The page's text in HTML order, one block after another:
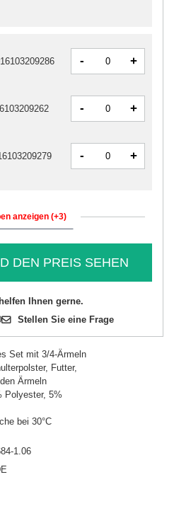
- +
- +
- +
anzeigen (+3)
DEN PREIS SEHEN
Ihnen gerne.
Stellen Sie eine Frage
Set mit 3/4-Ärmeln
Futter,
Ärmeln
Polyester, 5%
bei 30°C
1.06